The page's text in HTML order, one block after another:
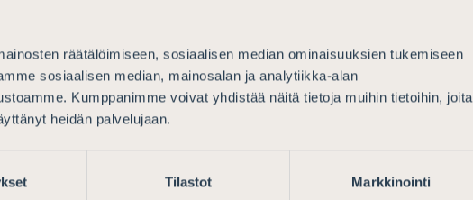
räätälöimiseen, sosiaalisen median ominaisuuksien tukemiseen
sosiaalisen median, mainosalan ja analytiikka-alan
Kumppanimme voivat yhdistää näitä tietoja muihin tietoihin, joita
heidän palvelujaan.
Tilastot Markkinointi
toimijoilla ei nykytilassa ole käytännössä
tunnistamismuotoa, mikä olennaisesti
asemaa kiinteistömarkkinoilla. Asianajajaliitto
huomioida ulkomaalaiset toimijat, etenkin
merkittävä määrä ja asema kiinteistöalalla. Tämän